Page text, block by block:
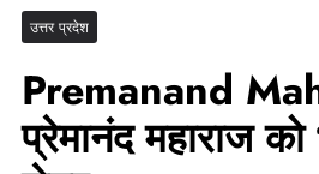
उत्तर प्रदेश
Premanand
प्रेमानंद महाराज